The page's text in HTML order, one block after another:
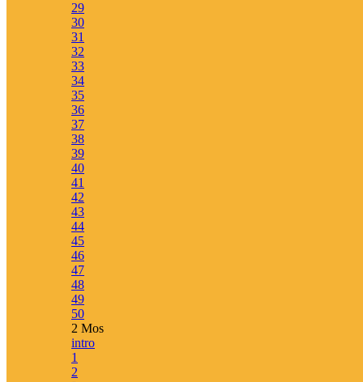
29
30
31
32
33
34
35
36
37
38
39
40
41
42
43
44
45
46
47
48
49
50
2 Mos
intro
1
2
Konvertera bibelreferenser
Slå upp flera bibelreferenser
Bibelns böcker – förkortningar
Hashtagstandard
Länka till Kärnbibeln
Lista på alla platser
PersongalleriBETA
Lista på personer
Tidslinje
Familjeträd